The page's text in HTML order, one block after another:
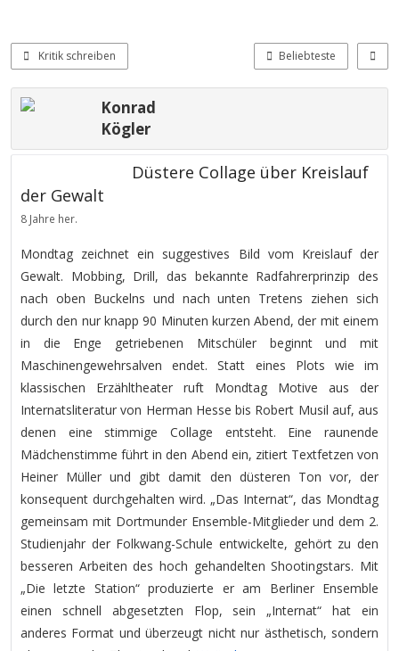
Kritik schreiben Beliebteste
Konrad
Kögler
Düstere Collage über Kreislauf
der Gewalt
8 Jahre her.
Mondtag zeichnet ein suggestives Bild vom Kreislauf der
Gewalt. Mobbing, Drill, das bekannte Radfahrerprinzip des
nach oben Buckelns und nach unten Tretens ziehen sich
durch den nur knapp 90 Minuten kurzen Abend, der mit einem
in die Enge getriebenen Mitschüler beginnt und mit
Maschinengewehrsalven endet. Statt eines Plots wie im
klassischen Erzähltheater ruft Mondtag Motive aus der
Internatsliteratur von Herman Hesse bis Robert Musil auf, aus
denen eine stimmige Collage entsteht. Eine raunende
Mädchenstimme führt in den Abend ein, zitiert Textfetzen von
Heiner Müller und gibt damit den düsteren Ton vor, der
konsequent durchgehalten wird. „Das Internat“, das Mondtag
gemeinsam mit Dortmunder Ensemble-Mitglieder und dem 2.
Studienjahr der Folkwang-Schule entwickelte, gehört zu den
besseren Arbeiten des hoch gehandelten Shootingstars. Mit
„Die letzte Station“ produzierte er am Berliner Ensemble
einen schnell abgesetzten Flop, sein „Internat“ hat ein
anderes Format und überzeugt nicht nur ästhetisch, sondern